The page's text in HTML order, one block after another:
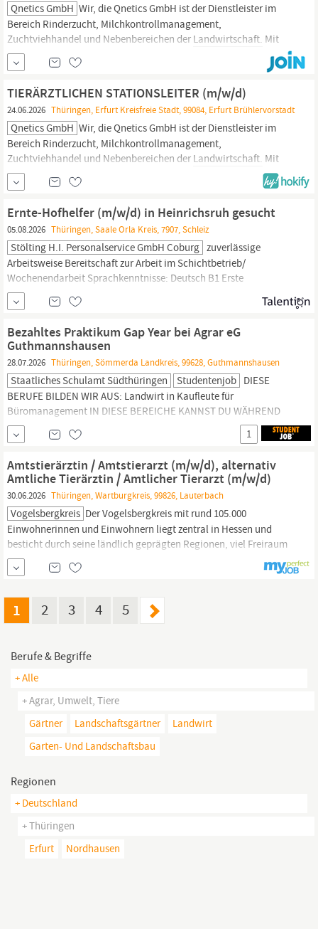
Qnetics GmbH Wir, die Qnetics GmbH ist der Dienstleister im
Bereich Rinderzucht, Milchkontrollmanagement,
Zuchtviehhandel und Nebenbereichen der Landwirtschaft. Mit
unseren Standorten in Alsfeld, Erfurt und Jena sind wir die
Ansprechpartner im Bereich Tierhaltung und -zucht in Hessen und
Thüringen.
TIERÄRZTLICHEN STATIONSLEITER (m/w/d)
24.06.2026 Thüringen, Erfurt Kreisfreie Stadt, 99084, Erfurt Brühlervorstadt
Qnetics GmbH Wir, die Qnetics GmbH ist der Dienstleister im
Bereich Rinderzucht, Milchkontrollmanagement,
Zuchtviehhandel und Nebenbereichen der Landwirtschaft. Mit
unseren Standorten in Alsfeld, Erfurt und Jena sind wir die
Ansprechpartner im Bereich Tierhaltung und -zucht in Hessen und
AUFGABEN Personalverantwortung
Ernte-Hofhelfer (m/w/d) in Heinrichsruh gesucht
05.08.2026 Thüringen, Saale Orla Kreis, 7907, Schleiz
Stölting H.i. Personalservice GmbH Coburg zuverlässige
Arbeitsweise Bereitschaft zur Arbeit im Schichtbetrieb/
Wochenendarbeit Sprachkenntnisse: Deutsch B1 Erste
Berufserfahrung im Bereich Ernte /
Führerschein zum Erreichen der Arbeitsstätte notwendig Deine
Was wir bieten:
Bezahltes Praktikum Gap Year bei Agrar eG
Guthmannshausen
28.07.2026 Thüringen, Sömmerda Landkreis, 99628, Guthmannshausen
Staatliches Schulamt Südthüringen Studentenjob DIESE
BERUFE BILDEN WIR AUS: Landwirt in Kaufleute für
Büromanagement IN DIESE BEREICHE KANNST DU WÄHREND
DES PRAKTIKUMS EINBLICKE GEWINNEN.
Landwirtschaft/Ackerbau
Werkstatt (Instandhaltung/Reparatur
Landmaschinen & Agrartechnik) Verwaltung + Buchhaltung
Neben unseren Ausbildungsberufen kannst du also auch noch die
Berufe Land- und Bau...
1
Amtstierärztin / Amtstierarzt (m/w/d), alternativ
Amtliche Tierärztin / Amtlicher Tierarzt (m/w/d)
30.06.2026 Thüringen, Wartburgkreis, 99826, Lauterbach
Vogelsbergkreis Der Vogelsbergkreis mit rund 105.000
Einwohnerinnen und Einwohnern liegt zentral in Hessen und
besticht durch seine ländlich geprägten Regionen, viel Freiraum
sowie eine solide und innovative wirtschaftliche Entwicklung. Mit
einer starken
Landwirtschaft
1 2 3 4 5
Berufe & Begriffe
+ Alle
+ Agrar, Umwelt, Tiere
Gärtner
Landschaftsgärtner
Landwirt
Garten- Und Landschaftsbau
Regionen
+ Deutschland
+ Thüringen
Erfurt
Nordhausen